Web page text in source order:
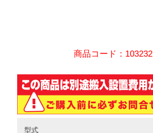
商品コード：103232
型式